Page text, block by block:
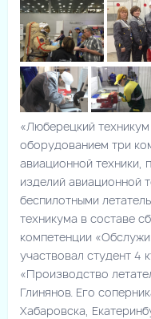
«Люберецкий
оборудованием три
авиационной техники,
изделий авиационной
беспилотными
техникума в составе
компетенции
участвовал студент 4
«Производство
Глинянов. Его
Хабаровска,